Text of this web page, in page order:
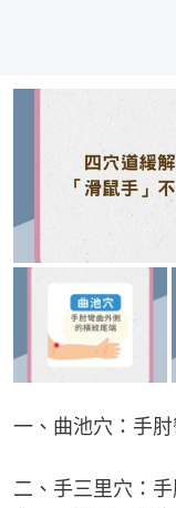
一、曲池穴：手
二、手三里穴：